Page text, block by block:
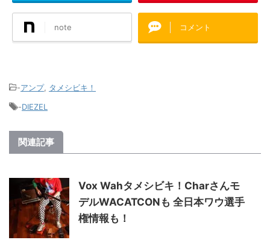
note コメント
-アンプ, タメシビキ！
-DIEZEL
関連記事
Vox Wahタメシビキ！Charさんモ
デルWACATCONも 全日本ワウ選手
権情報も！